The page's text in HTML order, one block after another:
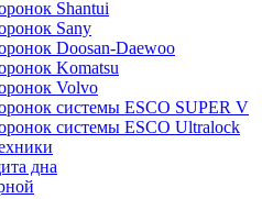
Shantui
Sany
Doosan-Daewoo
Komatsu
Volvo
системы ESCO SUPER V
системы ESCO Ultralock
дна